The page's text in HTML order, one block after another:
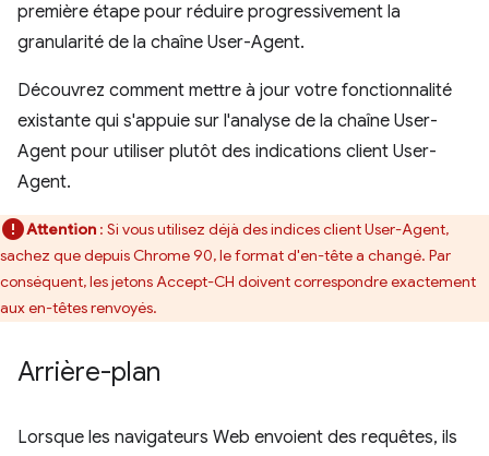
première étape pour réduire progressivement la
granularité de la chaîne User-Agent.
Découvrez comment mettre à jour votre fonctionnalité
existante qui s'appuie sur l'analyse de la chaîne User-
Agent pour utiliser plutôt des indications client User-
Agent.
Attention : Si vous utilisez déjà des indices client User-Agent,
sachez que depuis Chrome 90, le format d'en-tête a changé. Par
conséquent, les jetons Accept-CH doivent correspondre exactement
aux en-têtes renvoyés.
Arrière-plan
Lorsque les navigateurs Web envoient des requêtes, ils